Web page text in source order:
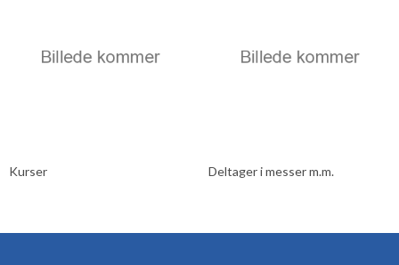
Kurser Deltager i messer m.m.